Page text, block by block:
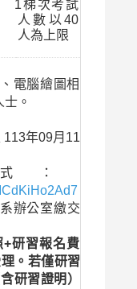
1梯次考試
人數以40
人為上限
電腦繪圖相
。
113年09月11
：
辦公室繳交
研習報名費
。若僅研習
研習證明）